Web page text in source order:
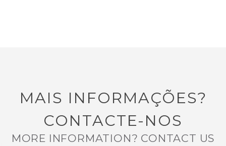
MAIS INFORMAÇÕES?
CONTACTE-NOS
MORE INFORMATION? CONTACT US